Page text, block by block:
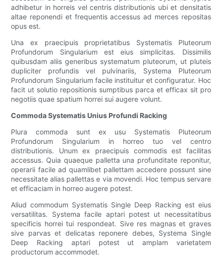
adhibetur in horreis vel centris distributionis ubi et densitatis
altae reponendi et frequentis accessus ad merces repositas
opus est.
Una ex praecipuis proprietatibus Systematis Pluteorum
Profundorum Singularium est eius simplicitas. Dissimilis
quibusdam aliis generibus systematum pluteorum, ut pluteis
dupliciter profundis vel pulvinariis, Systema Pluteorum
Profundorum Singularium facile instituitur et configuratur. Hoc
facit ut solutio repositionis sumptibus parca et efficax sit pro
negotiis quae spatium horrei sui augere volunt.
Commoda Systematis Unius Profundi Racking
Plura commoda sunt ex usu Systematis Pluteorum
Profundorum Singularium in horreo tuo vel centro
distributionis. Unum ex praecipuis commodis est facilitas
accessus. Quia quaeque palletta una profunditate reponitur,
operarii facile ad quamlibet pallettam accedere possunt sine
necessitate alias pallettas e via movendi. Hoc tempus servare
et efficaciam in horreo augere potest.
Aliud commodum Systematis Single Deep Racking est eius
versatilitas. Systema facile aptari potest ut necessitatibus
specificis horrei tui respondeat. Sive res magnas et graves
sive parvas et delicatas reponere debes, Systema Single
Deep Racking aptari potest ut amplam varietatem
productorum accommodet.